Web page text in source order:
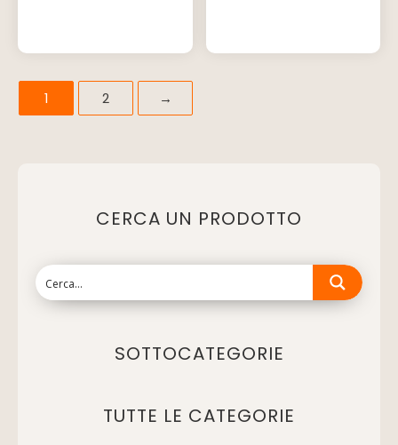
1 2 →
CERCA UN PRODOTTO
SOTTOCATEGORIE
TUTTE LE CATEGORIE